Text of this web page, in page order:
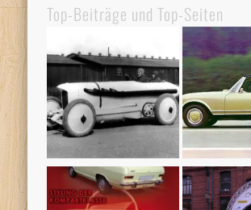
Top-Beiträge und Top-Seiten